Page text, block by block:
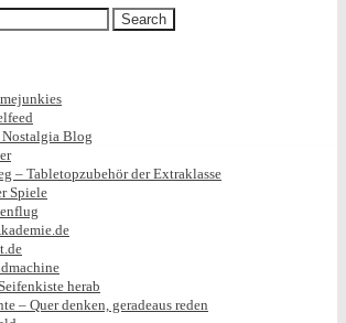
Blog
– Tabletopzubehör der Extraklasse
Spiele
herab
– Quer denken, geradeaus reden